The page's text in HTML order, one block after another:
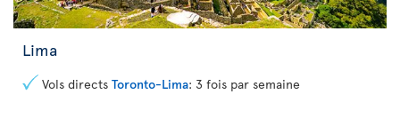
Lima
Vols directs Toronto-Lima: 3 fois par semaine